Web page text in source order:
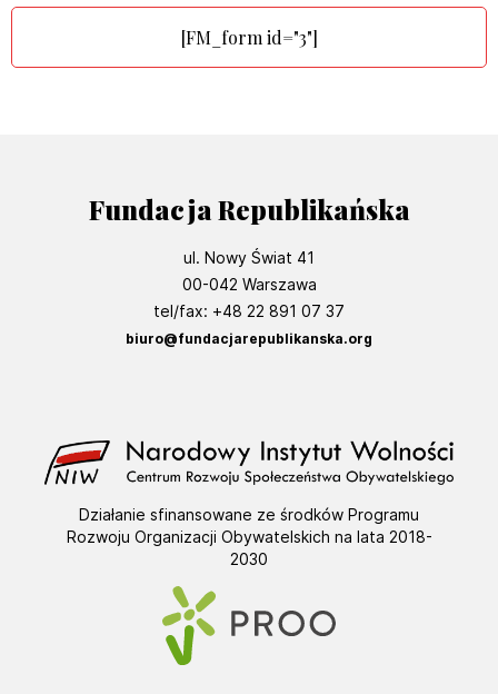
[FM_form id="3"]
Fundacja Republikańska
ul. Nowy Świat 41
00-042 Warszawa
tel/fax: +48 22 891 07 37
biuro@fundacjarepublikanska.org
Działanie sfinansowane ze środków Programu
Rozwoju Organizacji Obywatelskich na lata 2018-
2030